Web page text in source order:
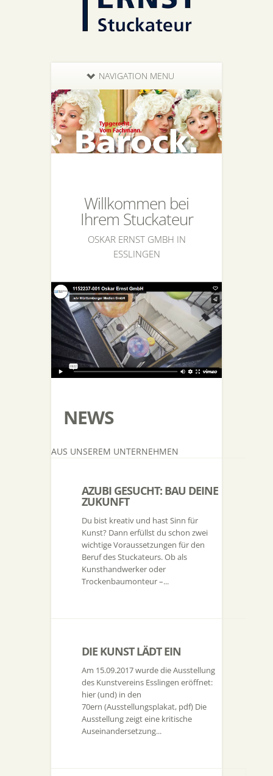
NAVIGATION MENU
Willkommen bei
Ihrem Stuckateur
OSKAR ERNST GMBH IN
ESSLINGEN
NEWS
AUS UNSEREM UNTERNEHMEN
AZUBI GESUCHT: BAU DEINE
ZUKUNFT
Du bist kreativ und hast Sinn für
Kunst? Dann erfüllst du schon zwei
wichtige Voraussetzungen für den
Beruf des Stuckateurs. Ob als
Kunsthandwerker oder
Trockenbaumonteur –...
DIE KUNST LÄDT EIN
Am 15.09.2017 wurde die Ausstellung
des Kunstvereins Esslingen eröffnet:
hier (und) in den
70ern (Ausstellungsplakat, pdf) Die
Ausstellung zeigt eine kritische
Auseinandersetzung...